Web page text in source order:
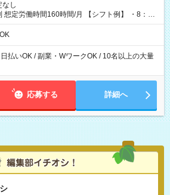
なし
時間160時間/月 【シフト例】 ・8：00
払いOK / 副業・WワークOK / 10名以上の大量
応募する 詳細へ